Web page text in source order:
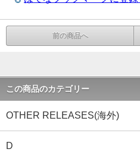
前の商品へ
この商品のカテゴリー
OTHER RELEASES(海外)
D